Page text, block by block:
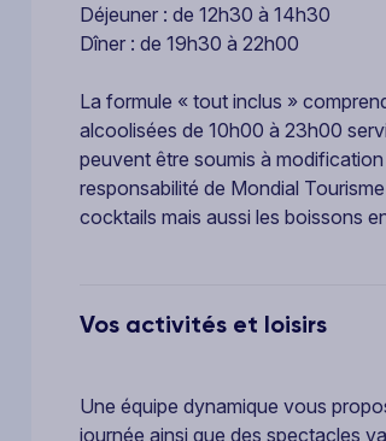
Déjeuner : de 12h30 à 14h30
Dîner : de 19h30 à 22h00
La formule « tout inclus »
alcoolisées de 10h00 à 23h00
peuvent être soumis à
responsabilité de Mondial
cocktails mais aussi les boissons
Vos activités et loisirs
Une équipe dynamique vous
journée ainsi que des spectacles